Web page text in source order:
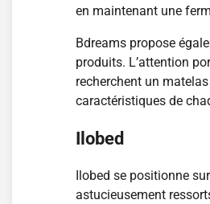
en maintenant une
Bdreams propose
produits. L’attention
recherchent un
caractéristiques de
Ilobed
Ilobed se positionne
astucieusement